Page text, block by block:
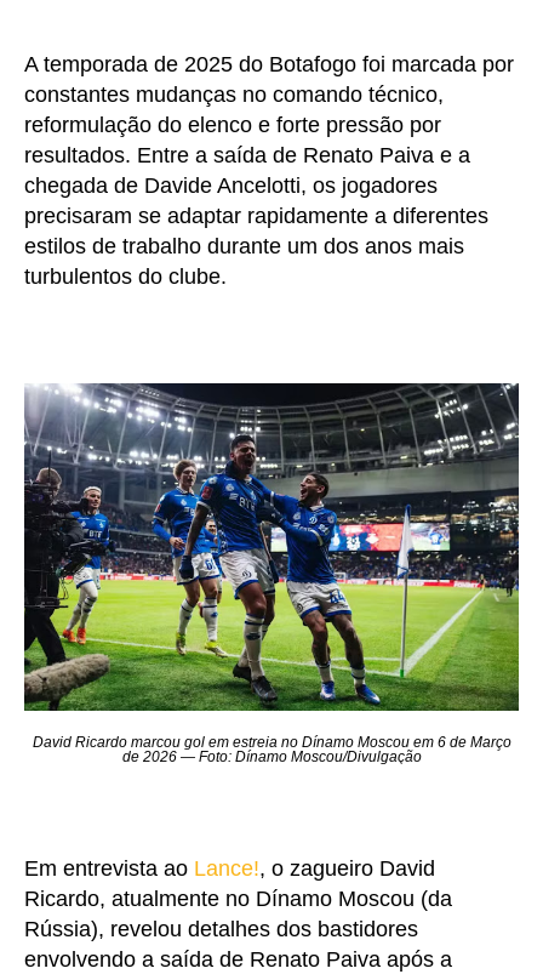
A temporada de 2025 do Botafogo foi marcada por
constantes mudanças no comando técnico,
reformulação do elenco e forte pressão por
resultados. Entre a saída de Renato Paiva e a
chegada de Davide Ancelotti, os jogadores
precisaram se adaptar rapidamente a diferentes
estilos de trabalho durante um dos anos mais
turbulentos do clube.
David Ricardo marcou gol em estreia no Dínamo Moscou em 6 de Março
de 2026 — Foto: Dínamo Moscou/Divulgação
Em entrevista ao Lance!, o zagueiro David
Ricardo, atualmente no Dínamo Moscou (da
Rússia), revelou detalhes dos bastidores
envolvendo a saída de Renato Paiva após a